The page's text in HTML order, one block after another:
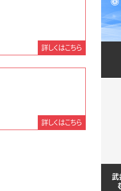
詳しくはこちら
詳しくはこちら
武